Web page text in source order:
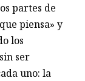
partes de
piensa» y
los
ser
uno: la